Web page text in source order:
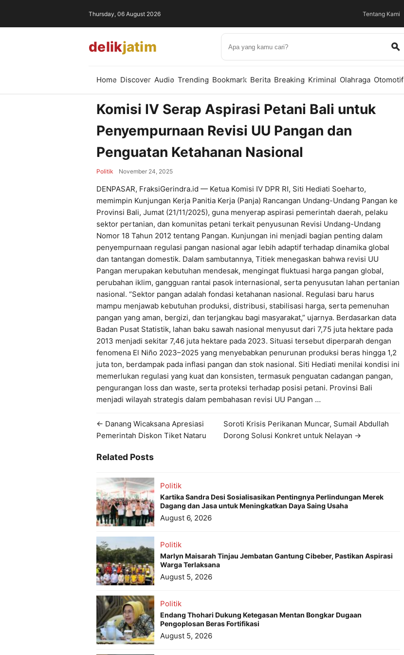
Thursday, 06 August 2026 Tentang Kami
delikjatim
Home Discover Audio Trending Bookmark Berita Breaking Kriminal Olahraga Otomotif
Komisi IV Serap Aspirasi Petani Bali untuk
Penyempurnaan Revisi UU Pangan dan
Penguatan Ketahanan Nasional
Politik November 24, 2025
DENPASAR, FraksiGerindra.id — Ketua Komisi IV DPR RI, Siti Hediati Soeharto,
memimpin Kunjungan Kerja Panitia Kerja (Panja) Rancangan Undang-Undang Pangan ke
Provinsi Bali, Jumat (21/11/2025), guna menyerap aspirasi pemerintah daerah, pelaku
sektor pertanian, dan komunitas petani terkait penyusunan Revisi Undang-Undang
Nomor 18 Tahun 2012 tentang Pangan. Kunjungan ini menjadi bagian penting dalam
penyempurnaan regulasi pangan nasional agar lebih adaptif terhadap dinamika global
dan tantangan domestik. Dalam sambutannya, Titiek menegaskan bahwa revisi UU
Pangan merupakan kebutuhan mendesak, mengingat fluktuasi harga pangan global,
perubahan iklim, gangguan rantai pasok internasional, serta penyusutan lahan pertanian
nasional. “Sektor pangan adalah fondasi ketahanan nasional. Regulasi baru harus
mampu menjawab kebutuhan produksi, distribusi, stabilisasi harga, serta pemenuhan
pangan yang aman, bergizi, dan terjangkau bagi masyarakat,” ujarnya. Berdasarkan data
Badan Pusat Statistik, lahan baku sawah nasional menyusut dari 7,75 juta hektare pada
2013 menjadi sekitar 7,46 juta hektare pada 2023. Situasi tersebut diperparah dengan
fenomena El Niño 2023–2025 yang menyebabkan penurunan produksi beras hingga 1,2
juta ton, berdampak pada inflasi pangan dan stok nasional. Siti Hediati menilai kondisi ini
memerlukan regulasi yang kuat dan konsisten, termasuk penguatan cadangan pangan,
pengurangan loss dan waste, serta proteksi terhadap posisi petani. Provinsi Bali
menjadi wilayah strategis dalam pembahasan revisi UU Pangan …
← Danang Wicaksana Apresiasi
Pemerintah Diskon Tiket Nataru
Soroti Krisis Perikanan Muncar, Sumail Abdullah
Dorong Solusi Konkret untuk Nelayan →
Related Posts
Politik
Kartika Sandra Desi Sosialisasikan Pentingnya Perlindungan Merek
Dagang dan Jasa untuk Meningkatkan Daya Saing Usaha
August 6, 2026
Politik
Marlyn Maisarah Tinjau Jembatan Gantung Cibeber, Pastikan Aspirasi
Warga Terlaksana
August 5, 2026
Politik
Endang Thohari Dukung Ketegasan Mentan Bongkar Dugaan
Pengoplosan Beras Fortifikasi
August 5, 2026